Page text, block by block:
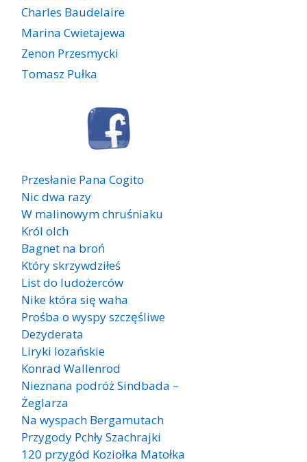
Charles Baudelaire
Marina Cwietajewa
Zenon Przesmycki
Tomasz Pułka
Przesłanie Pana Cogito
Nic dwa razy
W malinowym chruśniaku
Król olch
Bagnet na broń
Który skrzywdziłeś
List do ludożerców
Nike która się waha
Prośba o wyspy szczęśliwe
Dezyderata
Liryki lozańskie
Konrad Wallenrod
Nieznana podróż Sindbada –
Żeglarza
Na wyspach Bergamutach
Przygody Pchły Szachrajki
120 przygód Koziołka Matołka